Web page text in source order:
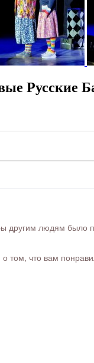
Русские
другим людям было
что вам